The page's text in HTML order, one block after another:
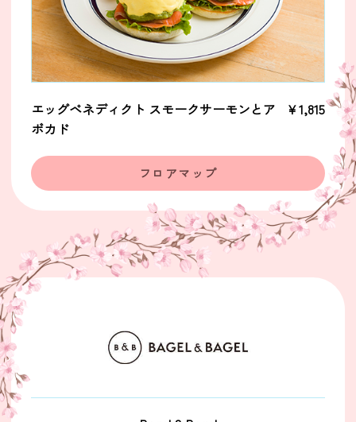
エッグベネディクト スモークサーモンとア
ボカド
￥1,815
フロアマップ